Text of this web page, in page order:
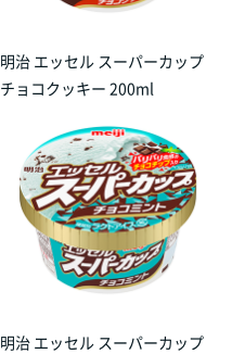
明治 エッセル スーパーカップ
チョコクッキー 200ml
明治 エッセル スーパーカップ